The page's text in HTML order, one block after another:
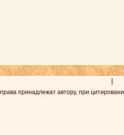
принадлежат автору, при